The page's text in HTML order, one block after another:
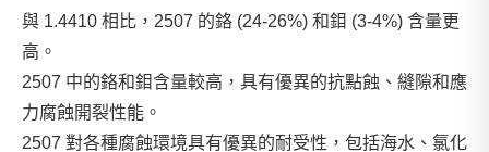
與 1.4410 相比，2507 的鉻 (24-26%) 和鉬 (3-4%) 含量更
高。
2507 中的鉻和鉬含量較高，具有優異的抗點蝕、縫隙和應
力腐蝕開裂性能。
2507 對各種腐蝕環境具有優異的耐受性，包括海水、氯化